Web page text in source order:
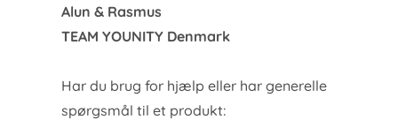
Alun & Rasmus
TEAM YOUNITY Denmark
Har du brug for hjælp eller har generelle
spørgsmål til et produkt: